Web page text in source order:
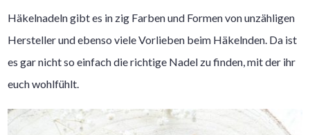
Häkelnadeln gibt es in zig Farben und Formen von unzähligen
Hersteller und ebenso viele Vorlieben beim Häkelnden. Da ist
es gar nicht so einfach die richtige Nadel zu finden, mit der ihr
euch wohlfühlt.